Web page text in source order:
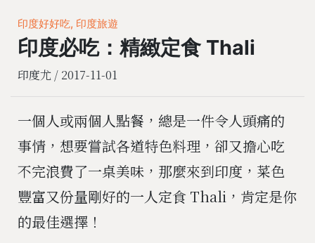
印度好好吃, 印度旅遊
印度必吃：精緻定食 Thali
印度尤 / 2017-11-01
一個人或兩個人點餐，總是一件令人頭痛的
事情，想要嘗試各道特色料理，卻又擔心吃
不完浪費了一桌美味，那麼來到印度，菜色
豐富又份量剛好的一人定食 Thali，肯定是你
的最佳選擇！